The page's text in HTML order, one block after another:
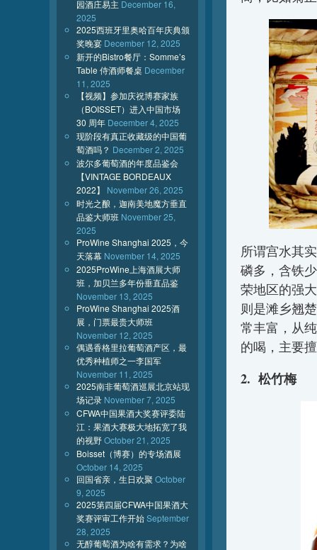
所谓宫水其
磷多，含铁
荣地区的强
则是滩乡翘
常丰富，从
的喝，主要
2. 松竹梅
园酒庄易主 December 16,
2025
2025西班牙里奥哈百年庆典颁
奖晚宴 December 12, 2025
新开的Bistro餐厅：Somme’s
Table 侍酒师餐桌 December
11, 2025
【视频】参加庆祝博赛家族
（BOISSET）进入中国市场
30 周年 December 4, 2025
现阶段有真正收藏级的中国葡
萄酒吗？ December 2, 2025
波尔多葡萄酒的年度品鉴会
【VINTAGE BORDEAUX
2022】
November 26, 2025
时光之酿，迦南美地魔方垂直
品鉴大师班 November 25,
2025
ProWine Shanghai 2025，今
天落幕 November 14, 2025
2025ProWine上海酒展大师
班，加贝兰多年份垂直品鉴
November 13, 2025
ProWine Shanghai 2025酒
展，门票最贵大师班
November 12, 2025
偶遇香格里拉葡萄酒产区，最
优秀种植师之一李国军
November 11, 2025
2025南非葡萄酒巡展北京站现
场记录 November 7, 2025
CFWA中国果酒大奖赛评委陆
江：果酒大赛极大地拓宽了我
的视野October 21, 2025
Boisset（博赛）的专场酒展
October 14, 2025
回国省亲，生日欢聚 October
9, 2025
2025第四届CFWA中国果酒大
奖赛评审工作开始September
28, 2025
无醇葡萄酒为啥有需求？为啥